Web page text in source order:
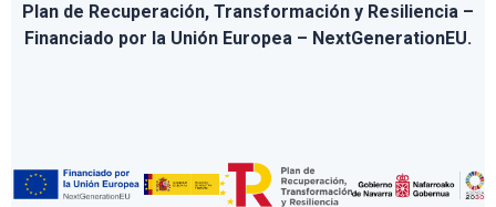
Plan de Recuperación, Transformación y Resiliencia –
Financiado por la Unión Europea – NextGenerationEU.